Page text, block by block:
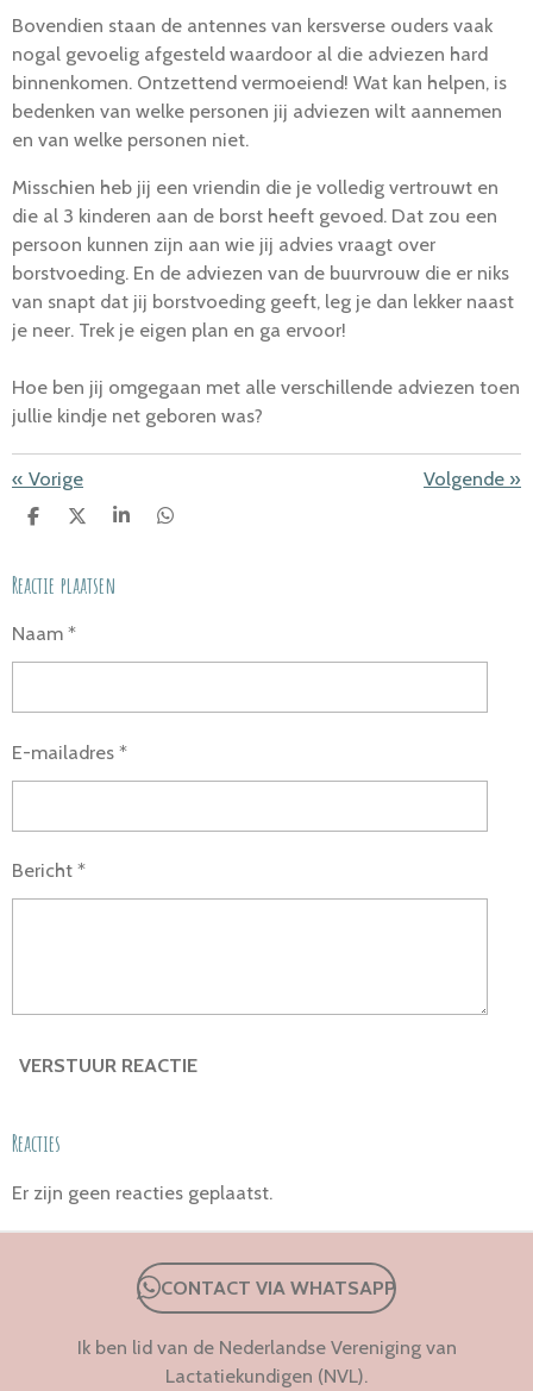
Bovendien staan de antennes van kersverse ouders vaak
nogal gevoelig afgesteld waardoor al die adviezen hard
binnenkomen. Ontzettend vermoeiend! Wat kan helpen, is
bedenken van welke personen jij adviezen wilt aannemen
en van welke personen niet.
Misschien heb jij een vriendin die je volledig vertrouwt en
die al 3 kinderen aan de borst heeft gevoed. Dat zou een
persoon kunnen zijn aan wie jij advies vraagt over
borstvoeding. En de adviezen van de buurvrouw die er niks
van snapt dat jij borstvoeding geeft, leg je dan lekker naast
je neer. Trek je eigen plan en ga ervoor!
Hoe ben jij omgegaan met alle verschillende adviezen toen
jullie kindje net geboren was?
« Vorige Volgende »
D
E
D
L
S
D
Reactie plaatsen
Naam *
E-mailadres *
Bericht *
VERSTUUR REACTIE
Reacties
Er zijn geen reacties geplaatst.
CONTACT VIA WHATSAPP
Ik ben lid van de Nederlandse Vereniging van
Lactatiekundigen (NVL).